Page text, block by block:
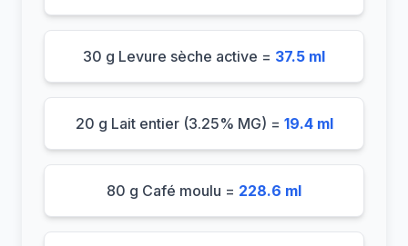
30 g Levure sèche active = 37.5 ml
20 g Lait entier (3.25% MG) = 19.4 ml
80 g Café moulu = 228.6 ml